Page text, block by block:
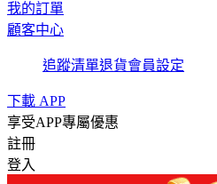
我的訂單
顧客中心
追蹤清單退貨會員設定
下載 APP
享受APP專屬優惠
註冊
登入